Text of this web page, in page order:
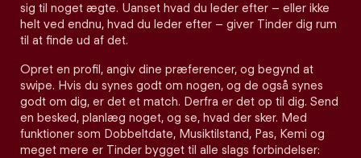
sig til noget ægte. Uanset hvad du leder efter – eller ikke
helt ved endnu, hvad du leder efter – giver Tinder dig rum
til at finde ud af det.
Opret en profil, angiv dine præferencer, og begynd at
swipe. Hvis du synes godt om nogen, og de også synes
godt om dig, er det et match. Derfra er det op til dig. Send
en besked, planlæg noget, og se, hvad der sker. Med
funktioner som Dobbeltdate, Musiktilstand, Pas, Kemi og
meget mere er Tinder bygget til alle slags forbindelser: